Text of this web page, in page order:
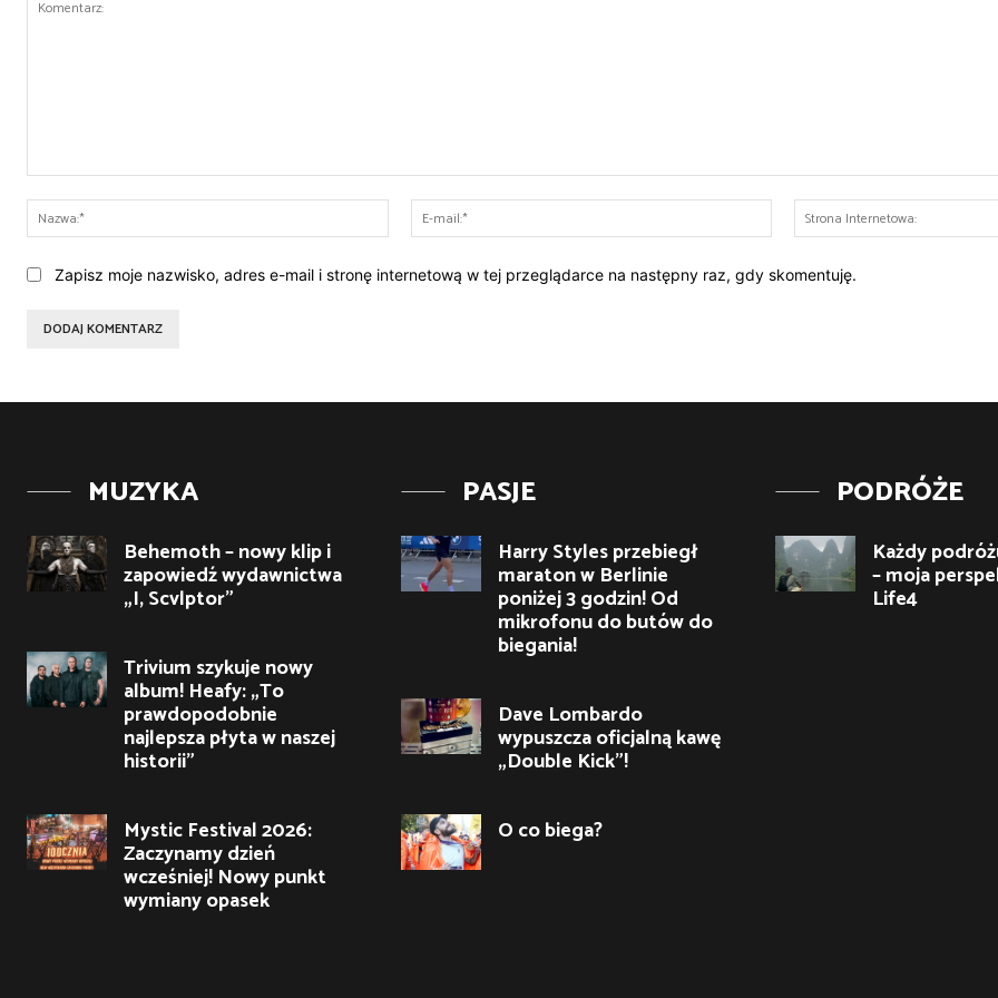
Nazwa:*
mail:*
Zapisz moje nazwisko, adres e-mail i stronę internetową w tej przeglądarce na następny raz, gdy skomentuję.
MUZYKA
Behemoth – nowy klip i
zapowiedź wydawnictwa
„I, Scvlptor”
Trivium szykuje nowy
album! Heafy: „To
prawdopodobnie
najlepsza płyta w naszej
historii”
Mystic Festival 2026:
Zaczynamy dzień
wcześniej! Nowy punkt
wymiany opasek
PASJE
Harry Styles przebiegł
maraton w Berlinie
poniżej 3 godzin! Od
mikrofonu do butów do
biegania!
Dave Lombardo
wypuszcza oficjalną kawę
„Double Kick”!
O co biega?
PODRÓŻE
Każdy
– moja
Life4